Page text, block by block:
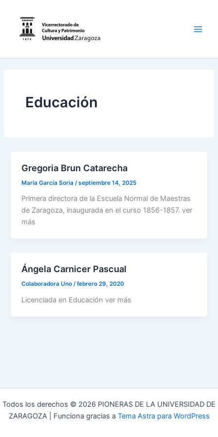
contenido
Educación
Gregoria Brun Catarecha
María García Soria /septiembre 14, 2025
Primera directora de la Escuela Normal de Maestras
de Zaragoza, inaugurada en el curso 1856-1857. ver
más
Ángela Carnicer Pascual
Colaboradora Uno/febrero 29, 2020
Licenciada en Educación ver más
Todos los derechos © 2026 PIONERAS DE LA UNIVERSIDAD DE
ZARAGOZA | Funciona gracias a Tema Astra para WordPress